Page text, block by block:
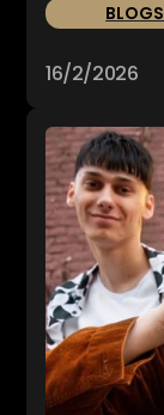
BLOGS
16/2/2026